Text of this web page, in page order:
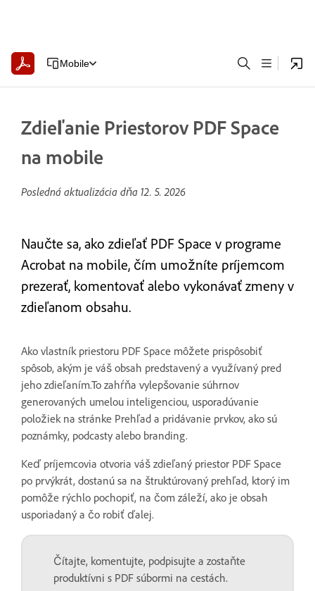
Mobile
Zdieľanie Priestorov PDF Space
na mobile
Posledná aktualizácia dňa 12. 5. 2026
Naučte sa, ako zdieľať PDF Space v programe
Acrobat na mobile, čím umožníte príjemcom
prezerať, komentovať alebo vykonávať zmeny v
zdieľanom obsahu.
Ako vlastník priestoru PDF Space môžete prispôsobiť
spôsob, akým je váš obsah predstavený a využívaný pred
jeho zdieľaním.To zahŕňa vylepšovanie súhrnov
generovaných umelou inteligenciou, usporadúvanie
položiek na stránke Prehľad a pridávanie prvkov, ako sú
poznámky, podcasty alebo branding.
Keď príjemcovia otvoria váš zdieľaný priestor PDF Space
po prvýkrát, dostanú sa na štruktúrovaný prehľad, ktorý im
pomôže rýchlo pochopiť, na čom záleží, ako je obsah
usporiadaný a čo robiť ďalej.
Čítajte, komentujte, podpisujte a zostaňte
produktívni s PDF súbormi na cestách.